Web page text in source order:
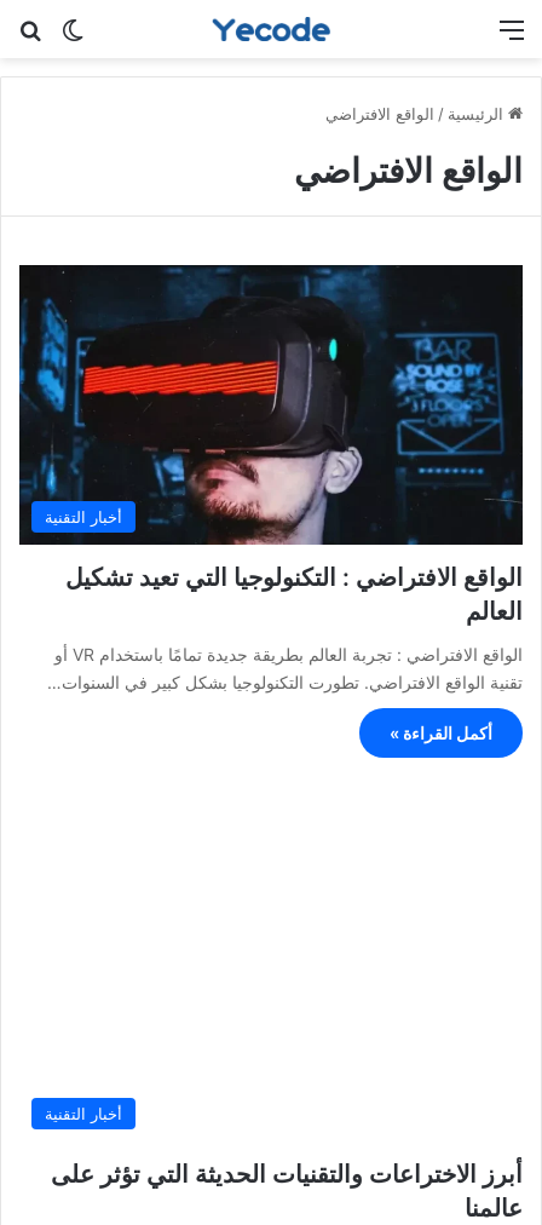
الوضع القائمة
الرئيسية / الواقع الافتراضي
الواقع الافتراضي
أخبار التقنية
الواقع الافتراضي : التكنولوجيا التي تعيد تشكيل
العالم
الواقع الافتراضي : تجربة العالم بطريقة جديدة تمامًا باستخدام VR أو
تقنية الواقع الافتراضي. تطورت التكنولوجيا بشكل كبير في السنوات…
أكمل القراءة »
أخبار التقنية
أبرز الاختراعات والتقنيات الحديثة التي تؤثر على
عالمنا